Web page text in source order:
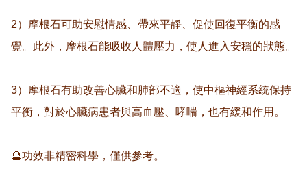
2）摩根石可助安慰情感、帶來平靜、促使回復平衡的感
覺。此外，摩根石能吸收人體壓力，使人進入安穩的狀態。
3）摩根石有助改善心臟和肺部不適，使中樞神經系統保持
平衡，對於心臟病患者與高血壓、哮喘，也有緩和作用。
🔮功效非精密科學，僅供參考。